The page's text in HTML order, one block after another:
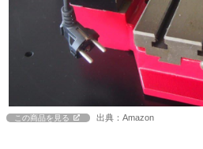
この商品を見る 出典：Amazon